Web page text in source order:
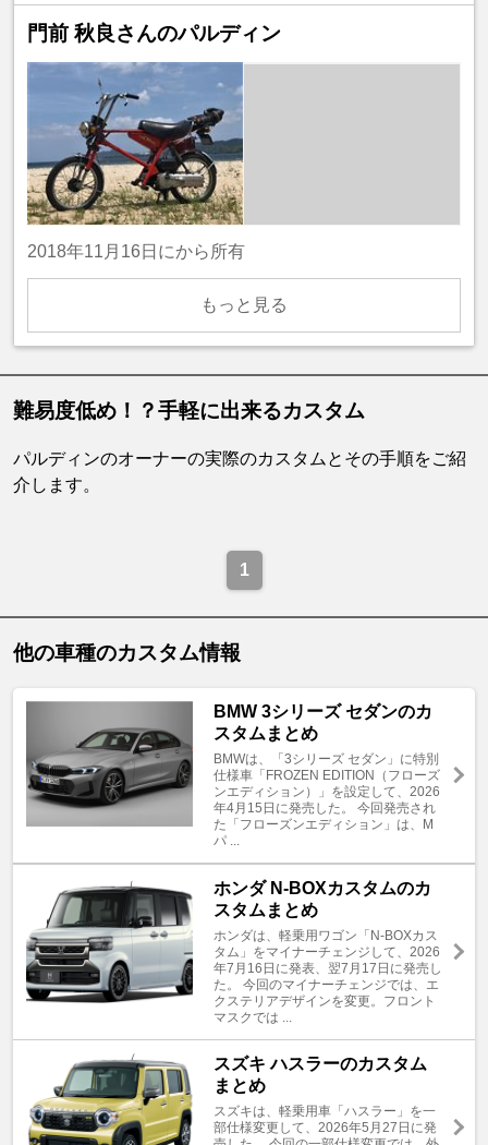
門前 秋良さんのパルディン
2018年11月16日にから所有
もっと見る
難易度低め！？手軽に出来るカスタム
パルディンのオーナーの実際のカスタムとその手順をご紹
介します。
1
他の車種のカスタム情報
BMW 3シリーズ セダンのカ
スタムまとめ
BMWは、「3シリーズ セダン」に特別
仕様車「FROZEN EDITION（フローズ
ンエディション）」を設定して、2026
年4月15日に発売した。 今回発売され
た「フローズンエディション」は、M
パ ...
ホンダ N-BOXカスタムのカ
スタムまとめ
ホンダは、軽乗用ワゴン「N-BOXカス
タム」をマイナーチェンジして、2026
年7月16日に発表、翌7月17日に発売し
た。 今回のマイナーチェンジでは、エ
クステリアデザインを変更。フロント
マスクでは ...
スズキ ハスラーのカスタム
まとめ
スズキは、軽乗用車「ハスラー」を一
部仕様変更して、2026年5月27日に発